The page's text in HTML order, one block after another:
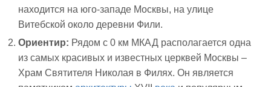
находится на юго-западе Москвы, на улице
Витебской около деревни Фили.
Ориентир: Рядом с 0 км МКАД располагается одна
из самых красивых и известных церквей Москвы –
Храм Святителя Николая в Филях. Он является